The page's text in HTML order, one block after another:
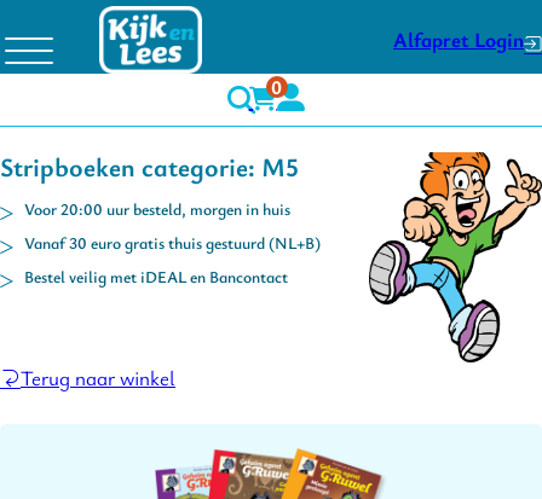
Alfapret Login
0
Stripboeken categorie: M5
Voor 20:00 uur besteld, morgen in huis
Vanaf 30 euro gratis thuis gestuurd (NL+B)
Bestel veilig met iDEAL en Bancontact
Terug naar winkel